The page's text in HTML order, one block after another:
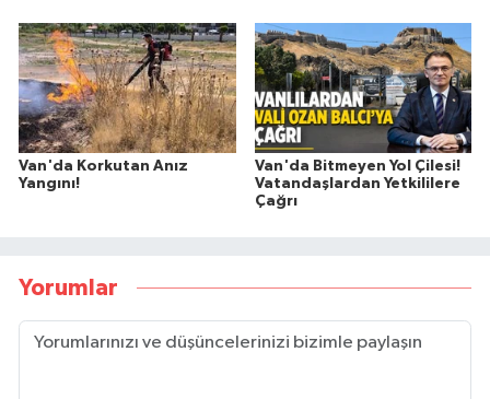
Van'da Korkutan Anız
Yangını!
Van'da Bitmeyen Yol Çilesi!
Vatandaşlardan Yetkililere
Çağrı
Yorumlar